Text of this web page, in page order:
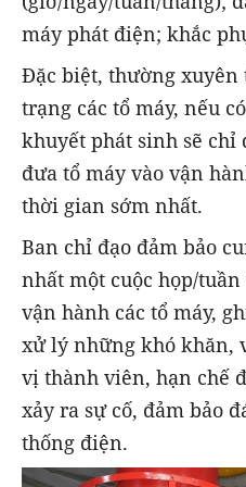
máy phát điện; khắc
Đặc biệt, thường
trạng các tổ máy, nếu
khuyết phát sinh sẽ chỉ
đưa tổ máy vào vận
thời gian sớm nhất.
Ban chỉ đạo đảm bảo
nhất một cuộc họp/
vận hành các tổ máy,
xử lý những khó khăn,
vị thành viên, hạn chế
xảy ra sự cố, đảm bảo
thống điện.